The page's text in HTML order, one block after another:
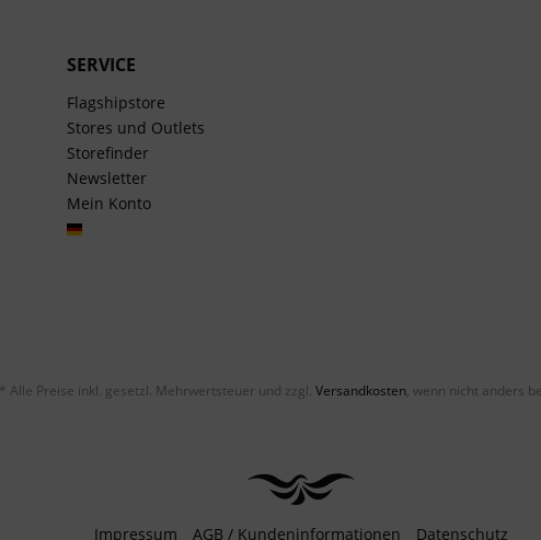
SERVICE
Flagshipstore
Stores und Outlets
Storefinder
Newsletter
Mein Konto
* Alle Preise inkl. gesetzl. Mehrwertsteuer und zzgl. Versandkosten, wenn nicht anders
Impressum AGB / Kundeninformationen Datenschutz